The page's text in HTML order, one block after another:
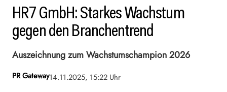
HR7 GmbH: Starkes Wachstum
gegen den Branchentrend
Auszeichnung zum Wachstumschampion 2026
PR Gateway14.11.2025, 15:22 Uhr